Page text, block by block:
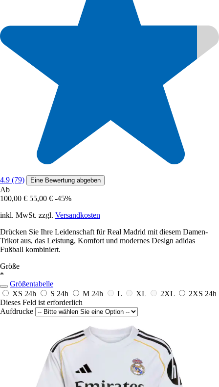
4.9 (79) Eine Bewertung abgeben
Ab
100,00 € 55,00 € -45%
inkl. MwSt. zzgl. Versandkosten
Drücken Sie Ihre Leidenschaft für Real Madrid mit diesem Damen-
Trikot aus, das Leistung, Komfort und modernes Design adidas
Fußball kombiniert.
Größe
*
Größentabelle
XS 24h S 24h M 24h L XL 2XL 2XS 24h
Dieses Feld ist erforderlich
Aufdrucke